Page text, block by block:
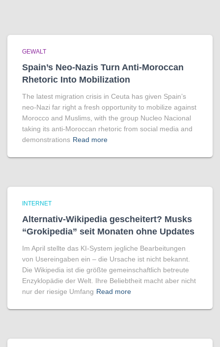
GEWALT
Spain’s Neo-Nazis Turn Anti-Moroccan
Rhetoric Into Mobilization
The latest migration crisis in Ceuta has given Spain’s
neo-Nazi far right a fresh opportunity to mobilize against
Morocco and Muslims, with the group Nucleo Nacional
taking its anti-Moroccan rhetoric from social media and
demonstrations Read more
INTERNET
Alternativ-Wikipedia gescheitert? Musks
“Grokipedia” seit Monaten ohne Updates
Im April stellte das KI-System jegliche Bearbeitungen
von Usereingaben ein – die Ursache ist nicht bekannt.
Die Wikipedia ist die größte gemeinschaftlich betreute
Enzyklopädie der Welt. Ihre Beliebtheit macht aber nicht
nur der riesige Umfang Read more